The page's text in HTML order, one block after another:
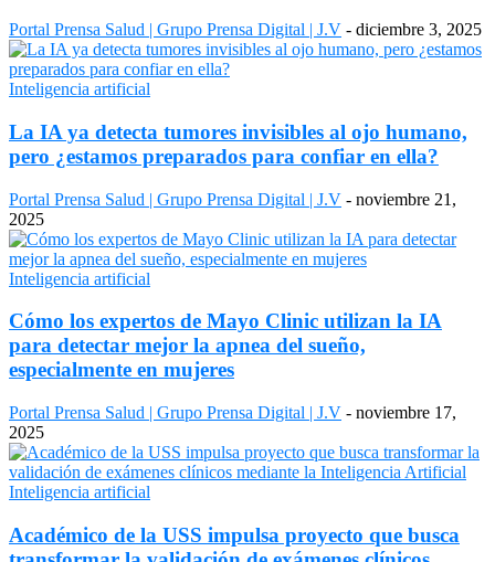
Portal Prensa Salud | Grupo Prensa Digital | J.V - diciembre 3, 2025
Inteligencia artificial
La IA ya detecta tumores invisibles al ojo humano,
pero ¿estamos preparados para confiar en ella?
Portal Prensa Salud | Grupo Prensa Digital | J.V - noviembre 21,
2025
Inteligencia artificial
Cómo los expertos de Mayo Clinic utilizan la IA
para detectar mejor la apnea del sueño,
especialmente en mujeres
Portal Prensa Salud | Grupo Prensa Digital | J.V - noviembre 17,
2025
Inteligencia artificial
Académico de la USS impulsa proyecto que busca